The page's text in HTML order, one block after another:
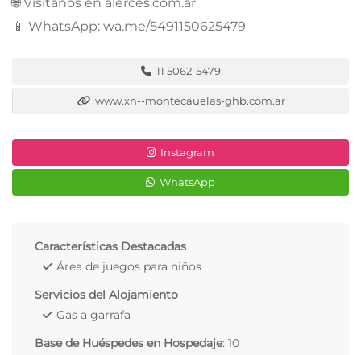
📱 WhatsApp: wa.me/5491150625479
11 5062-5479
www.xn--montecauelas-ghb.com.ar
Instagram
WhatsApp
Características Destacadas
Área de juegos para niños
Servicios del Alojamiento
Gas a garrafa
Base de Huéspedes en Hospedaje: 10